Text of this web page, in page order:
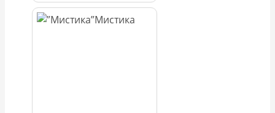
Мистика